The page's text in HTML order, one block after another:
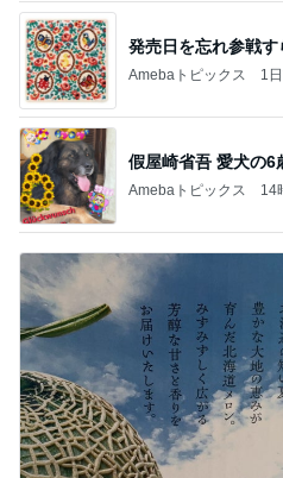
発売日を忘れ参戦
Amebaトピックス 1
假屋崎省吾 愛犬の6
Amebaトピックス 14